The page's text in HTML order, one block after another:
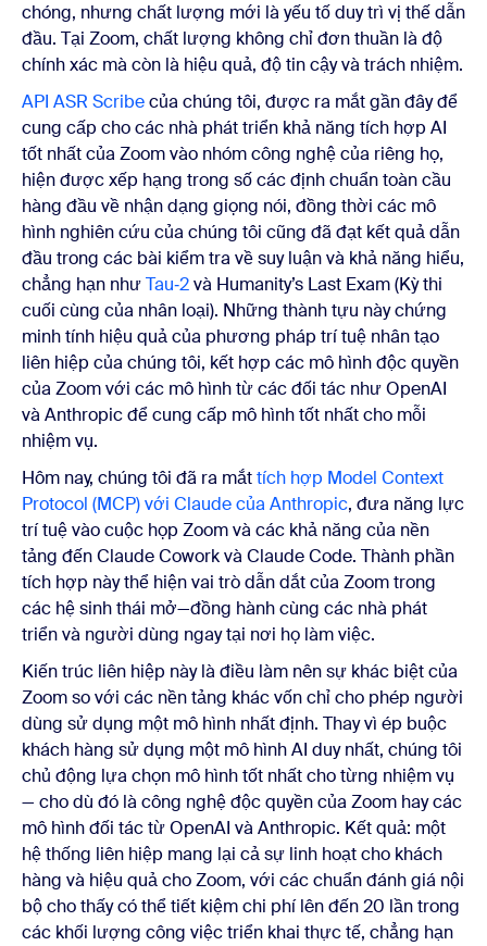
chóng, nhưng chất lượng mới là yếu tố duy trì vị thế dẫn
đầu. Tại Zoom, chất lượng không chỉ đơn thuần là độ
chính xác mà còn là hiệu quả, độ tin cậy và trách nhiệm.
API ASR Scribecủa chúng tôi, được ra mắt gần đây để
cung cấp cho các nhà phát triển khả năng tích hợp AI
tốt nhất của Zoom vào nhóm công nghệ của riêng họ,
hiện được xếp hạng trong số các định chuẩn toàn cầu
hàng đầu về nhận dạng giọng nói, đồng thời các mô
hình nghiên cứu của chúng tôi cũng đã đạt kết quả dẫn
đầu trong các bài kiểm tra về suy luận và khả năng hiểu,
chẳng hạn nhưTau‑2và Humanity’s Last Exam (Kỳ thi
cuối cùng của nhân loại). Những thành tựu này chứng
minh tính hiệu quả của phương pháp trí tuệ nhân tạo
liên hiệp của chúng tôi, kết hợp các mô hình độc quyền
của Zoom với các mô hình từ các đối tác như OpenAI
và Anthropic để cung cấp mô hình tốt nhất cho mỗi
nhiệm vụ.
Hôm nay, chúng tôi đã ra mắttích hợp Model Context
Protocol (MCP) với Claude của Anthropic, đưa năng lực
trí tuệ vào cuộc họp Zoom và các khả năng của nền
tảng đến Claude Cowork và Claude Code. Thành phần
tích hợp này thể hiện vai trò dẫn dắt của Zoom trong
các hệ sinh thái mở—đồng hành cùng các nhà phát
triển và người dùng ngay tại nơi họ làm việc.
Kiến trúc liên hiệp này là điều làm nên sự khác biệt của
Zoom so với các nền tảng khác vốn chỉ cho phép người
dùng sử dụng một mô hình nhất định. Thay vì ép buộc
khách hàng sử dụng một mô hình AI duy nhất, chúng tôi
chủ động lựa chọn mô hình tốt nhất cho từng nhiệm vụ
— cho dù đó là công nghệ độc quyền của Zoom hay các
mô hình đối tác từ OpenAI và Anthropic. Kết quả: một
hệ thống liên hiệp mang lại cả sự linh hoạt cho khách
hàng và hiệu quả cho Zoom, với các chuẩn đánh giá nội
bộ cho thấy có thể tiết kiệm chi phí lên đến 20 lần trong
các khối lượng công việc triển khai thực tế, chẳng hạn